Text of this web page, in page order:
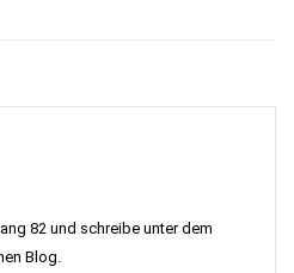
82 und schreibe unter dem
Blog.